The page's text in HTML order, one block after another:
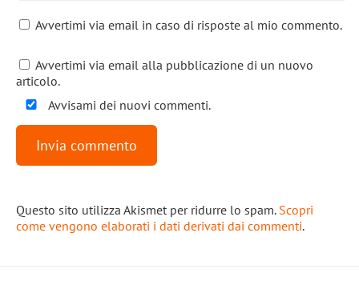
Avvertimi via email in caso di risposte al mio commento.
Avvertimi via email alla pubblicazione di un nuovo
articolo.
Avvisami dei nuovi commenti.
Questo sito utilizza Akismet per ridurre lo spam. Scopri
come vengono elaborati i dati derivati dai commenti.